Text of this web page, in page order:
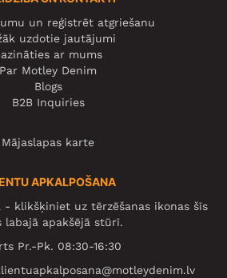
un reģistrēt atgriešanu
uzdotie jautājumi
ar mums
Par Motley Denim
Blogs
B2B Inquiries
Mājaslapas karte
APKALPOŠANA
- klikšķiniet uz tērzēšanas ikonas šīs
labajā apakšējā stūrī.
Pr.-Pk. 08:30-16:30